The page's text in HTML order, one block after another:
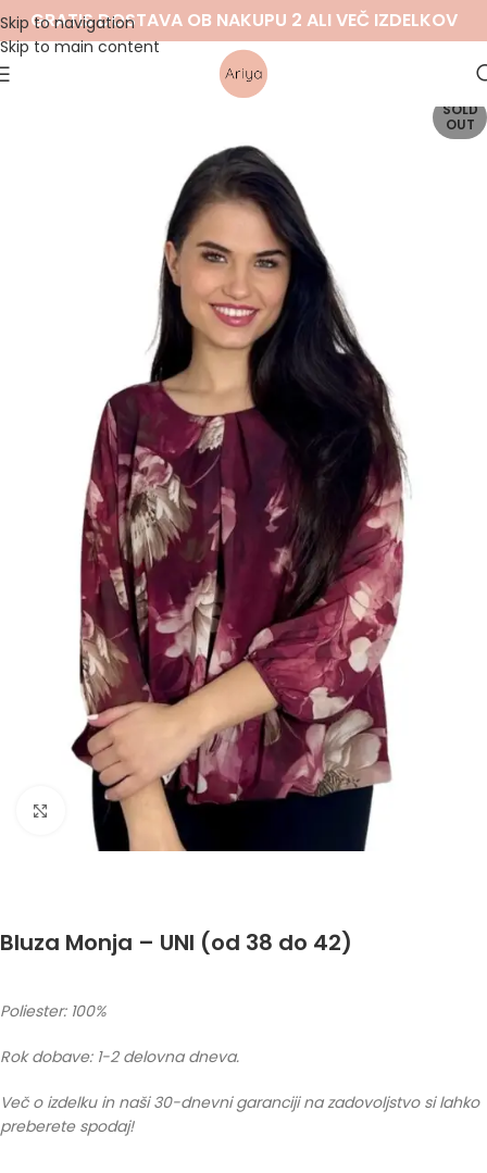
Skip to navigation
Skip to main content
GRATIS DOSTAVA OB NAKUPU 2 ALI VEČ IZDELKOV
SOLD
OUT
Click to enlarge
Bluza Monja – UNI (od 38 do 42)
Poliester: 100%
Rok dobave: 1-2 delovna dneva.
Več o izdelku in naši 30-dnevni garanciji na zadovoljstvo si lahko
preberete spodaj!